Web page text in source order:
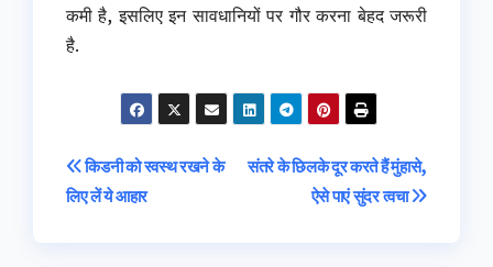
कमी है, इसलिए इन सावधानियों पर गौर करना बेहद जरूरी
है.
Post
navigation
संतरे के छिलके दूर करते हैं मुंहासे,
ऐसे पाएं सुंदर त्वचा
किडनी को स्वस्थ रखने के
लिए लें ये आहार